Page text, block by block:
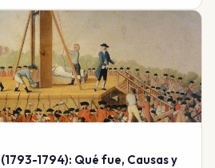
1794): Qué fue, Causas y